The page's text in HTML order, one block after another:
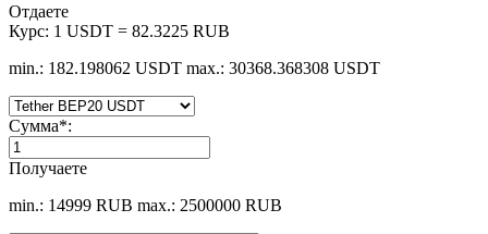
Отдаете
Курс: 1 USDT = 82.3225 RUB
min.: 182.198062 USDT max.: 30368.368308 USDT
Сумма*:
Получаете
min.: 14999 RUB max.: 2500000 RUB